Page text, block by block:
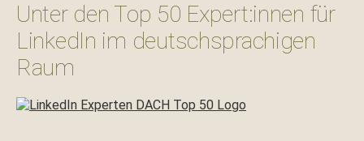
Unter den Top 50 Expert:innen für
LinkedIn im deutschsprachigen
Raum